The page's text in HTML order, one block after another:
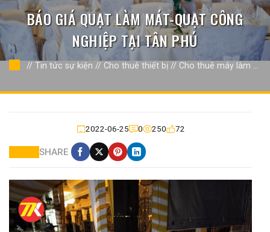
BÁO GIÁ QUẠT LÀM MÁT-QUẠT CÔNG
NGHIỆP TẠI TÂN PHÚ
// Tin tức sự kiện // Cho thuê thiết bị // Cho thuê máy làm
2022-06-25 0 250 72
SHARE